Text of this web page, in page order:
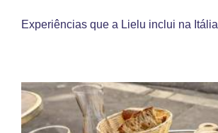
Experiências que a Lielu inclui na Itália